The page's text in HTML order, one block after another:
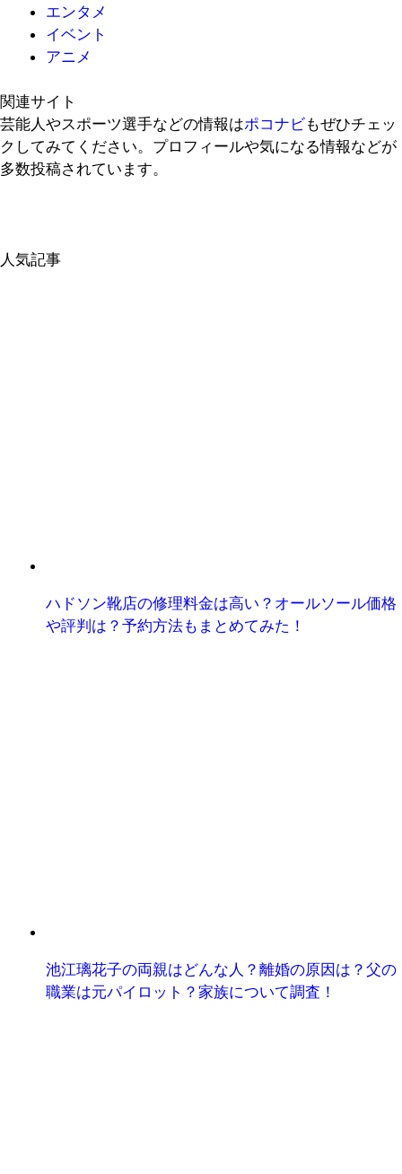
エンタメ
イベント
アニメ
関連サイト
芸能人やスポーツ選手などの情報はポコナビもぜひチェッ
クしてみてください。プロフィールや気になる情報などが
多数投稿されています。
人気記事
ハドソン靴店の修理料金は高い？オールソール価格
や評判は？予約方法もまとめてみた！
池江璃花子の両親はどんな人？離婚の原因は？父の
職業は元パイロット？家族について調査！